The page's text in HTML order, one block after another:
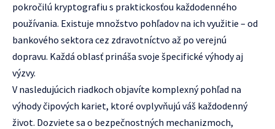
pokročilú kryptografiu s praktickosťou každodenného
používania. Existuje množstvo pohľadov na ich využitie – od
bankového sektora cez zdravotníctvo až po verejnú
dopravu. Každá oblasť prináša svoje špecifické výhody aj
výzvy.
V nasledujúcich riadkoch objavíte komplexný pohľad na
výhody čipových kariet, ktoré ovplyvňujú váš každodenný
život. Dozviete sa o bezpečnostných mechanizmoch,